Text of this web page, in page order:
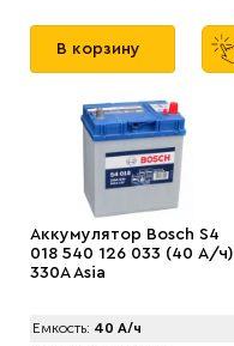
В корзину
Аккумулятор Bosch S4
018 540 126 033 (40 А/ч)
330A Asia
Емкость: 40 А/ч